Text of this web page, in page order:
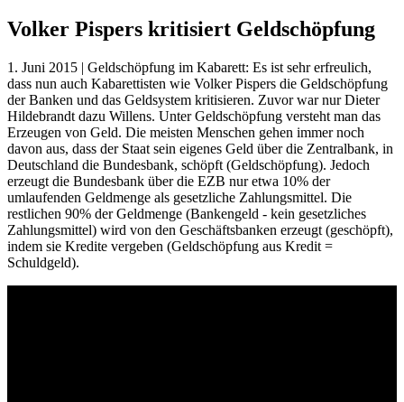
Volker Pispers kritisiert Geldschöpfung
1. Juni 2015 | Geldschöpfung im Kabarett: Es ist sehr erfreulich,
dass nun auch Kabarettisten wie Volker Pispers die Geldschöpfung
der Banken und das Geldsystem kritisieren. Zuvor war nur Dieter
Hildebrandt dazu Willens. Unter Geldschöpfung versteht man das
Erzeugen von Geld. Die meisten Menschen gehen immer noch
davon aus, dass der Staat sein eigenes Geld über die Zentralbank, in
Deutschland die Bundesbank, schöpft (Geldschöpfung). Jedoch
erzeugt die Bundesbank über die EZB nur etwa 10% der
umlaufenden Geldmenge als gesetzliche Zahlungsmittel. Die
restlichen 90% der Geldmenge (Bankengeld - kein gesetzliches
Zahlungsmittel) wird von den Geschäftsbanken erzeugt (geschöpft),
indem sie Kredite vergeben (Geldschöpfung aus Kredit =
Schuldgeld).